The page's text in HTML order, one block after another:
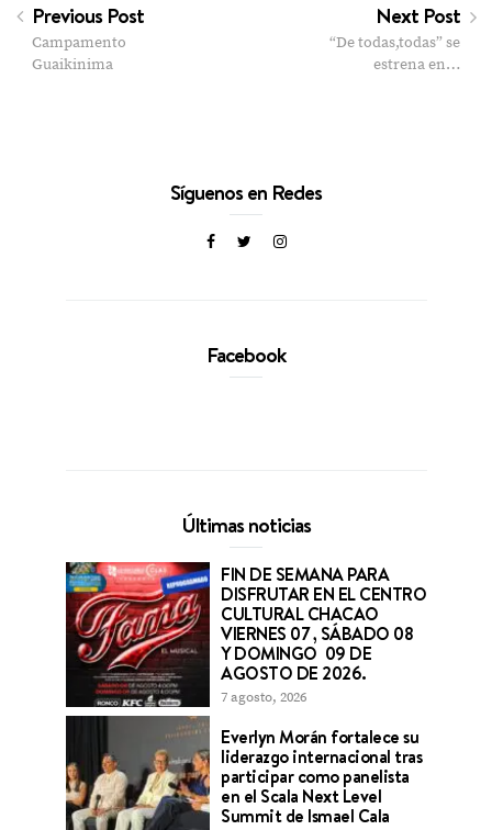
Previous Post
Campamento
Guaikinima
Next Post
“De todas,todas” se
estrena en…
Síguenos en Redes
Facebook
Últimas noticias
FIN DE SEMANA PARA
DISFRUTAR EN EL CENTRO
CULTURAL CHACAO
VIERNES 07 , SÁBADO 08
Y DOMINGO 09 DE
AGOSTO DE 2026.
7 agosto, 2026
Everlyn Morán fortalece su
liderazgo internacional tras
participar como panelista
en el Scala Next Level
Summit de Ismael Cala